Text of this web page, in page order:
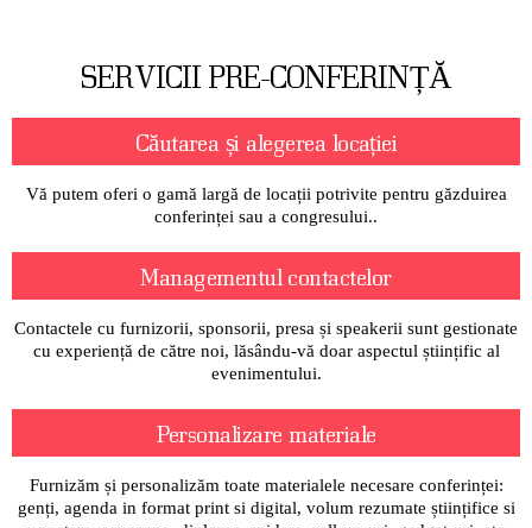
SERVICII PRE-CONFERINȚĂ
Căutarea și alegerea locației
Vă putem oferi o gamă largă de locații potrivite pentru găzduirea
conferinței sau a congresului..
Managementul contactelor
Contactele cu furnizorii, sponsorii, presa și speakerii sunt gestionate
cu experiență de către noi, lăsându-vă doar aspectul științific al
evenimentului.
Personalizare materiale
Furnizăm și personalizăm toate materialele necesare conferinței:
genți, agenda in format print si digital, volum rezumate științifice si